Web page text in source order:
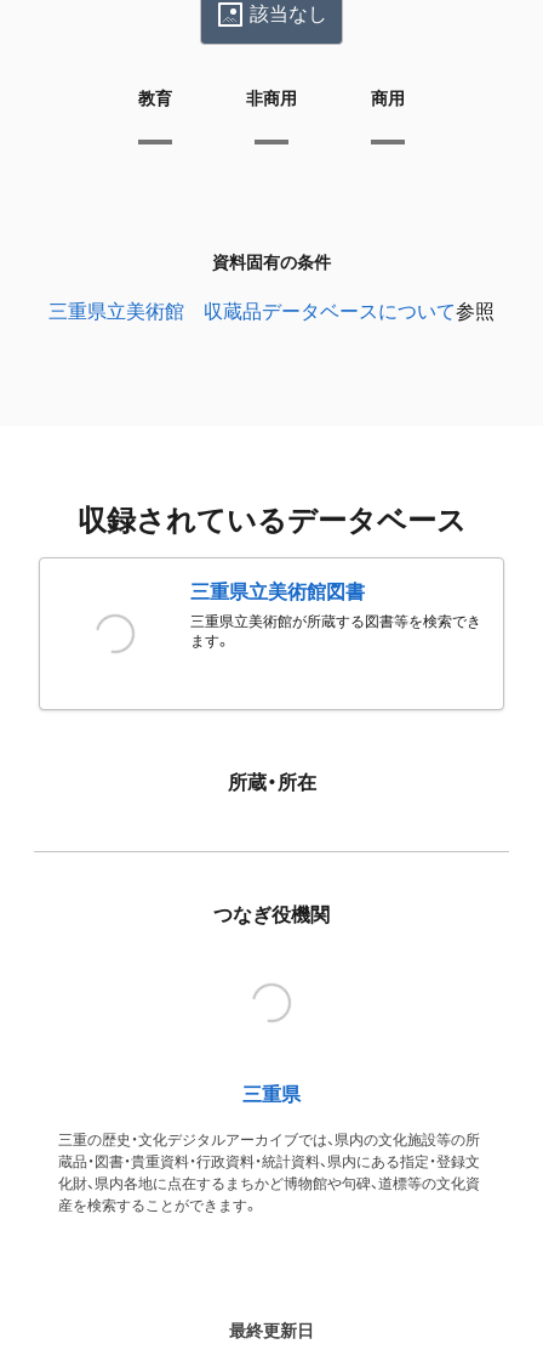
該当なし
教育 非商用 商用
資料固有の条件
三重県立美術館 収蔵品データベースについて参照
収録されているデータベース
三重県立美術館図書
三重県立美術館が所蔵する図書等を検索でき
ます。
所蔵・所在
つなぎ役機関
三重県
三重の歴史・文化デジタルアーカイブでは、県内の文化施設等の所
蔵品・図書・貴重資料・行政資料・統計資料、県内にある指定・登録文
化財、県内各地に点在するまちかど博物館や句碑、道標等の文化資
産を検索することができます。
最終更新日